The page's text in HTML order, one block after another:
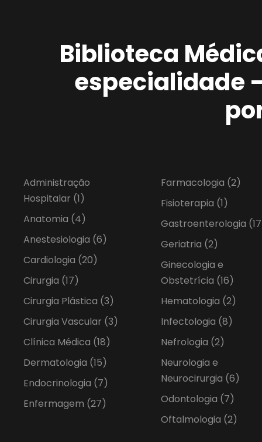
Biblioteca
especialidade
Administração
Hospitalar (1)
Anatomia (4)
Anestesiologia (6)
Cardiologia (20)
Cirurgia (17)
Cirurgia Plástica (3)
Cirurgia Vascular (3)
Clínica Médica (18)
Dermatologia (15)
Endocrinologia (7)
Enfermagem (27)
Farmacologia (2)
Fisioterapia (1)
Gastroenterologia
Geriatria (2)
Ginecologia e
Obstetrícia (16)
Hematologia (2)
Infectologia (8)
Nefrologia (2)
Neurologia e
Neurocirurgia (6)
Odontologia (7)
Oftalmologia (2)